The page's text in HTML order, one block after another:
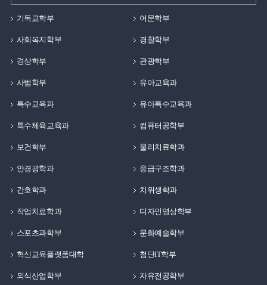
기독교학부 어문학부
사회복지학부 경찰학부
경상학부 관광학부
사범학부 유아교육과
특수교육과 유아특수교육과
특수체육교육과 컴퓨터공학부
보건학부 물리치료학과
안경광학과 응급구조학과
간호학과 치위생학과
작업치료학과 디자인영상학부
스포츠과학부 문화예술학부
혁신교육플랫폼대학 첨단IT학부
외식산업학부 자유전공학부